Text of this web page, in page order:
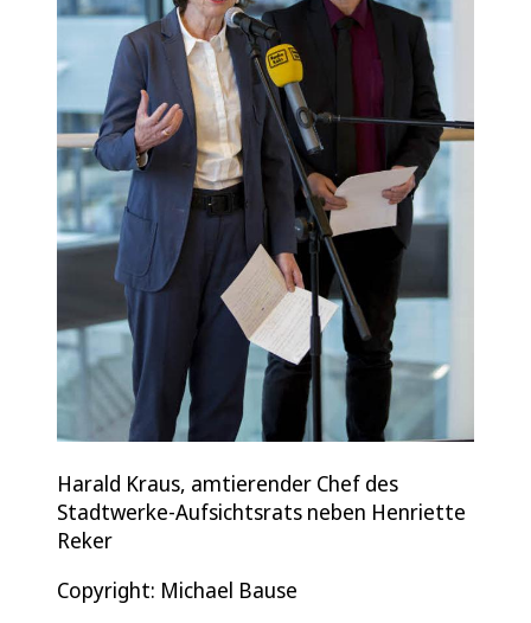
Harald Kraus, amtierender Chef des
Stadtwerke-Aufsichtsrats neben Henriette
Reker
Copyright: Michael Bause